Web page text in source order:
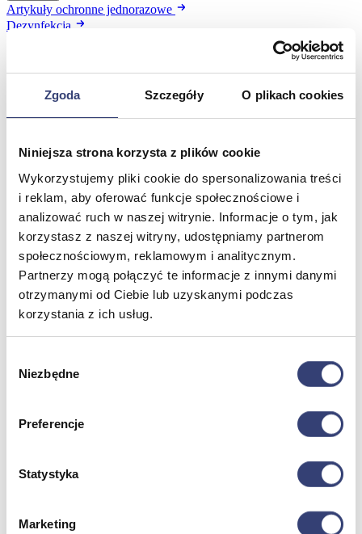
Zgoda Szczegóły O plikach cookies
Niniejsza strona korzysta z plików cookie
Wykorzystujemy pliki cookie do spersonalizowania treści
i reklam, aby oferować funkcje społecznościowe i
analizować ruch w naszej witrynie. Informacje o tym, jak
korzystasz z naszej witryny, udostępniamy partnerom
społecznościowym, reklamowym i analitycznym.
Partnerzy mogą połączyć te informacje z innymi danymi
otrzymanymi od Ciebie lub uzyskanymi podczas
korzystania z ich usług.
zgody
Niezbędne
Preferencje
Statystyka
Marketing
Artykuły ochronne jednorazowe
Dezynfekcja
Sterylizacja
Materiały opatrunkowe
Asortyment drobny
Strzykawki i igły
Zobacz wszystko
Profilaktyka i diagnostyka
Wróć
Pulsoksymetry
Ciśnieniomierze
Inhalatory
Instrumenty diagnostyczne
Artykuły Przeciwodleżynowe
Stetoskopy
Zobacz wszystko
Meble medyczne
Kozetki
Stoły